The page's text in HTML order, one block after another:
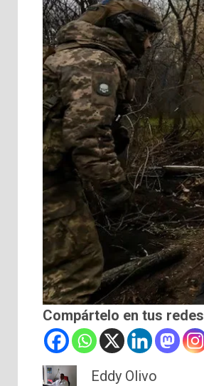
Compártelo en tus redes
Eddy Olivo